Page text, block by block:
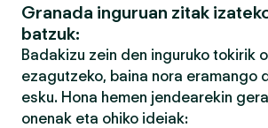
Granada inguruan zitak
batzuk:
Badakizu zein den inguruko tokirik
ezagutzeko, baina nora eramango
esku. Hona hemen jendearekin
onenak eta ohiko ideiak: